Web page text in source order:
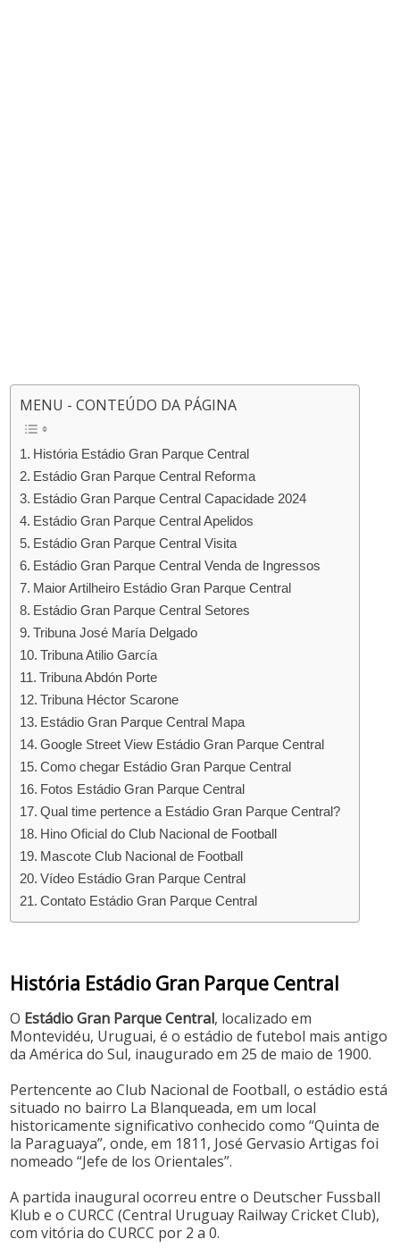
MENU - CONTEÚDO DA PÁGINA
História Estádio Gran Parque Central
Estádio Gran Parque Central Reforma
Estádio Gran Parque Central Capacidade 2024
Estádio Gran Parque Central Apelidos
Estádio Gran Parque Central Visita
Estádio Gran Parque Central Venda de Ingressos
Maior Artilheiro Estádio Gran Parque Central
Estádio Gran Parque Central Setores
Tribuna José María Delgado
Tribuna Atilio García
Tribuna Abdón Porte
Tribuna Héctor Scarone
Estádio Gran Parque Central Mapa
Google Street View Estádio Gran Parque Central
Como chegar Estádio Gran Parque Central
Fotos Estádio Gran Parque Central
Qual time pertence a Estádio Gran Parque Central?
Hino Oficial do Club Nacional de Football
Mascote Club Nacional de Football
Vídeo Estádio Gran Parque Central
Contato Estádio Gran Parque Central
História Estádio Gran Parque Central
O Estádio Gran Parque Central, localizado em
Montevidéu, Uruguai, é o estádio de futebol mais antigo
da América do Sul, inaugurado em 25 de maio de 1900.
Pertencente ao Club Nacional de Football, o estádio está
situado no bairro La Blanqueada, em um local
historicamente significativo conhecido como “Quinta de
la Paraguaya”, onde, em 1811, José Gervasio Artigas foi
nomeado “Jefe de los Orientales”.
A partida inaugural ocorreu entre o Deutscher Fussball
Klub e o CURCC (Central Uruguay Railway Cricket Club),
com vitória do CURCC por 2 a 0.